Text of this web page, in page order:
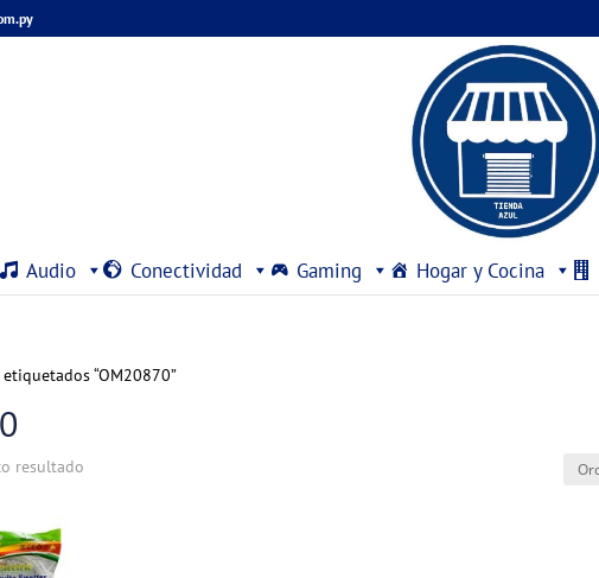
Audio Conectividad Gaming Hogar y Cocina
“OM20870”
resultado